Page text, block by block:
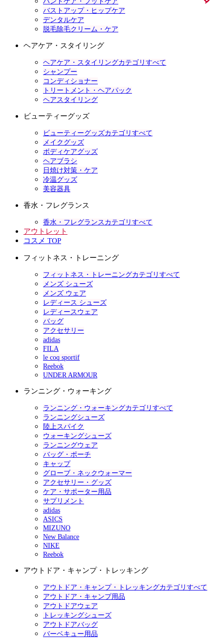
バストアップ・ヒップケア
デンタルケア
脱毛除毛クリーム・ケア
ヘアケア・スタイリング
ヘアケア・スタイリングカテゴリすべて
シャンプー
コンディショナー
トリートメント・ヘアパック
ヘアスタイリング
ビューティーグッズ
ビューティーグッズカテゴリすべて
メイクグッズ
ボディケアグッズ
ヘアブラシ
日焼け対策・ケア
冷温グッズ
美容器具
香水・フレグランス
香水・フレグランスカテゴリすべて
アウトレット
コスメ TOP
フィットネス・トレーニング
フィットネス・トレーニングカテゴリすべて
メンズ シューズ
メンズ ウェア
レディース シューズ
レディースウェア
バッグ
アクセサリー
adidas
FILA
le coq sportif
Reebok
UNDER ARMOUR
ランニング・ウォーキング
ランニング・ウォーキングカテゴリすべて
ランニングシューズ
陸上スパイク
ウォーキングシューズ
ランニングウェア
バッグ・ポーチ
キャップ
グローブ・ネックウォーマー
アクセサリー・グッズ
ケア・サポーター用品
サプリメント
adidas
ASICS
MIZUNO
New Balance
NIKE
Reebok
アウトドア・キャンプ・トレッキング
アウトドア・キャンプ・トレッキングカテゴリすべて
アウトドア・キャンプ用品
アウトドアウェア
トレッキングシューズ
アウトドアバッグ
バーベキュー用品